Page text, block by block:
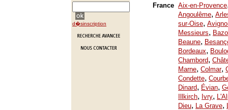
d�sinscription
France Aix-en-Provence
Angoulême,
sur-Oise,
Messieurs,
Beaune,
Bordeaux,
Chambord,
Marne, Colmar,
Condette,
Dinard, Évian,
Illkirch, Ivry,
Dieu, La Grave,